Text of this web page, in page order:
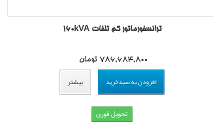
ترانسفورماتور کم تلفات 160kVA
786,684,800 تومان
افزودن به سبدخرید بیشتر
تحویل فوری